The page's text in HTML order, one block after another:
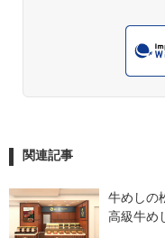
関連記事
牛めしの
高級牛め